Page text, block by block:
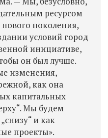
ресурсом
поколения,
условий город
инициативе,
он был лучше.
изменения,
как она
капитальных
Мы будем
и как
проекты».